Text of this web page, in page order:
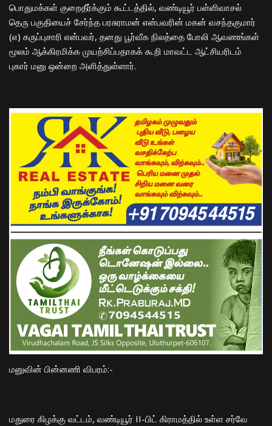
பொதுமக்கள் குறைதீர்க்கும் கூட்டத்தில், வண்டியூர் பள்ளிவாசல்
தெரு பகுதியைச் சேர்ந்த பரசுராமன் என்பவரின் மகன் வசந்தகுமார்
(எ) கருப்புசாரி என்பவர், தனது பூர்வீக நிலத்தை போலி ஆவணங்கள்
மூலம் ஆக்கிரமிக்க முயற்சிப்பதாகக் கூறி மாவட்ட ஆட்சியரிடம்
புகார் மனு ஒன்றை அளித்துள்ளார்.
​மனுவின் பின்னணி விபரம்:-
​மதுரை கிழக்கு வட்டம், வண்டியூர் II-பிட் கிராமத்தில் உள்ள சர்வே